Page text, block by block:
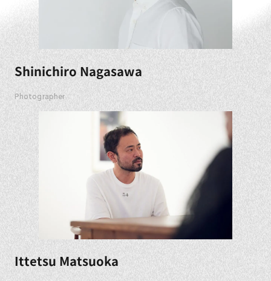
Shinichiro Nagasawa
Photographer
Ittetsu Matsuoka